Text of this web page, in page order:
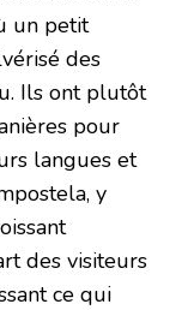
un petit
des
Ils ont plutôt
pour
langues et
y
des visiteurs
ce qui